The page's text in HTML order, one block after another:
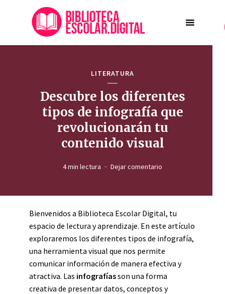
LITERATURA
Descubre los diferentes
tipos de infografía que
revolucionarán tu
contenido visual
4 min lectura Dejar comentario
Bienvenidos a Biblioteca Escolar Digital, tu
espacio de lectura y aprendizaje. En este artículo
exploraremos los diferentes tipos de infografía,
una herramienta visual que nos permite
comunicar información de manera efectiva y
atractiva. Las infografíasson una forma
creativa de presentar datos, conceptos y